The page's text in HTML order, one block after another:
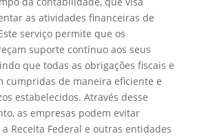
as atividades financeiras de
serviço permite que os
suporte contínuo aos seus
que todas as obrigações fiscais e
cumpridas de maneira eficiente e
estabelecidos. Através desse
as empresas podem evitar
Receita Federal e outras entidades